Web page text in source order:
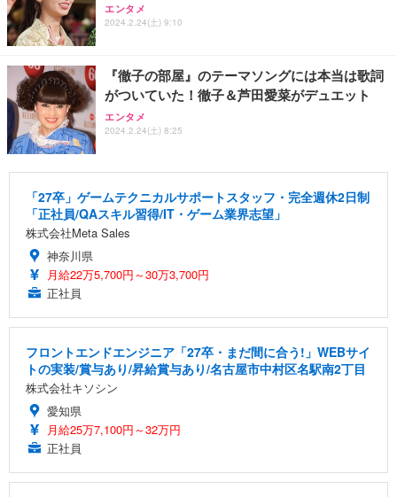
エンタメ
2024.2.24(土) 9:10
『徹子の部屋』のテーマソングには本当は歌詞
がついていた！徹子＆芦田愛菜がデュエット
エンタメ
2024.2.24(土) 8:25
「27卒」ゲームテクニカルサポートスタッフ・完全週休2日制
「正社員/QAスキル習得/IT・ゲーム業界志望」
株式会社Meta Sales
神奈川県
月給22万5,700円～30万3,700円
正社員
フロントエンドエンジニア「27卒・まだ間に合う!」WEBサイ
トの実装/賞与あり/昇給賞与あり/名古屋市中村区名駅南2丁目
株式会社キソシン
愛知県
月給25万7,100円～32万円
正社員